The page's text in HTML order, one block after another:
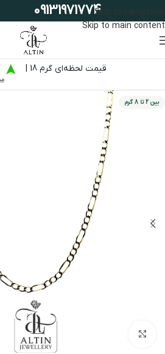
Skip to navigation
Skip to main content
09131971774
قیمت لحظه‌ای گرم 18 |
بین 2 تا 8 گرم